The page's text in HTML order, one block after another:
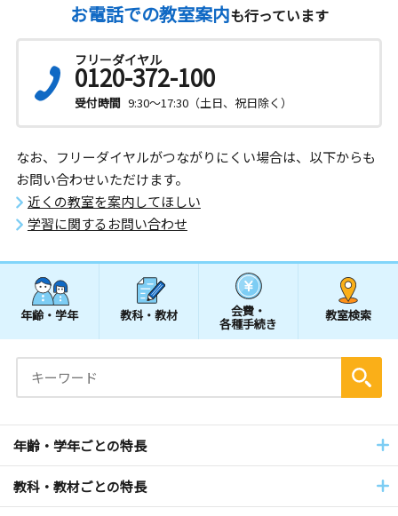
お電話での教室案内も行っています
フリーダイヤル
0120-372-100
受付時間 9:30～17:30（土日、祝日除く）
なお、フリーダイヤルがつながりにくい場合は、以下からも
お問い合わせいただけます。
近くの教室を案内してほしい
学習に関するお問い合わせ
年齢・学年 教科・教材 会費・
各種手続き
教室検索
年齢・学年ごとの特長
教科・教材ごとの特長